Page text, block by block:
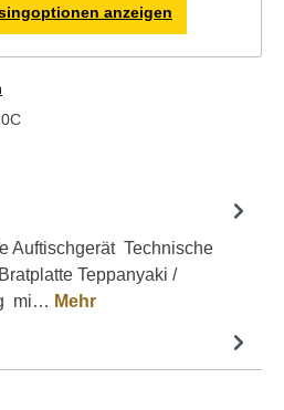
anzeigen
Auftischgerät Technische
Teppanyaki /
mi… Mehr